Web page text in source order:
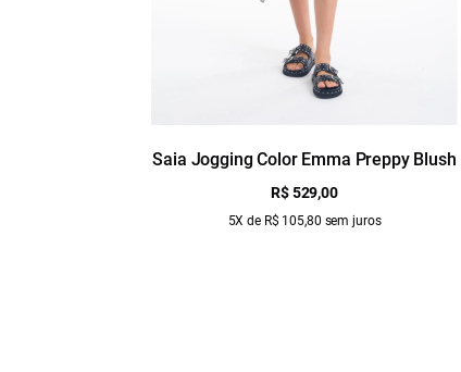
Saia Jogging Color Emma Preppy Blush
R$ 529,00
5X de R$ 105,80 sem juros